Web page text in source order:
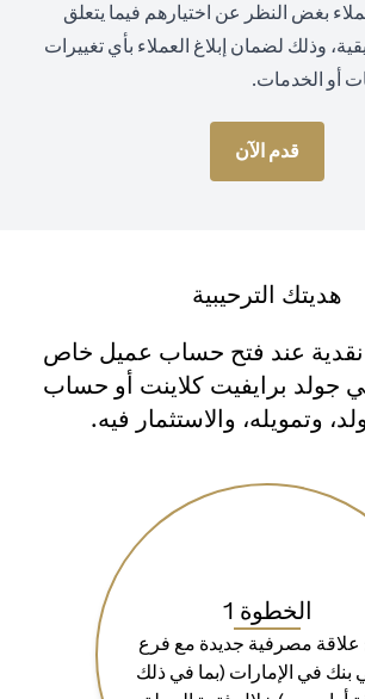
بغض النظر عن اختيارهم فيما يتعلق
وذلك لضمان إبلاغ العملاء بأي تغييرات
أو الخدمات.
قدم الآن
هديتك الترحيبية
نقدية عند فتح حساب عميل خاص
جولد برايفيت كلاينت أو حساب
وتمويله، والاستثمار فيه.
الخطوة 1
علاقة مصرفية جديدة مع فرع
بنك في الإمارات (بما في ذلك